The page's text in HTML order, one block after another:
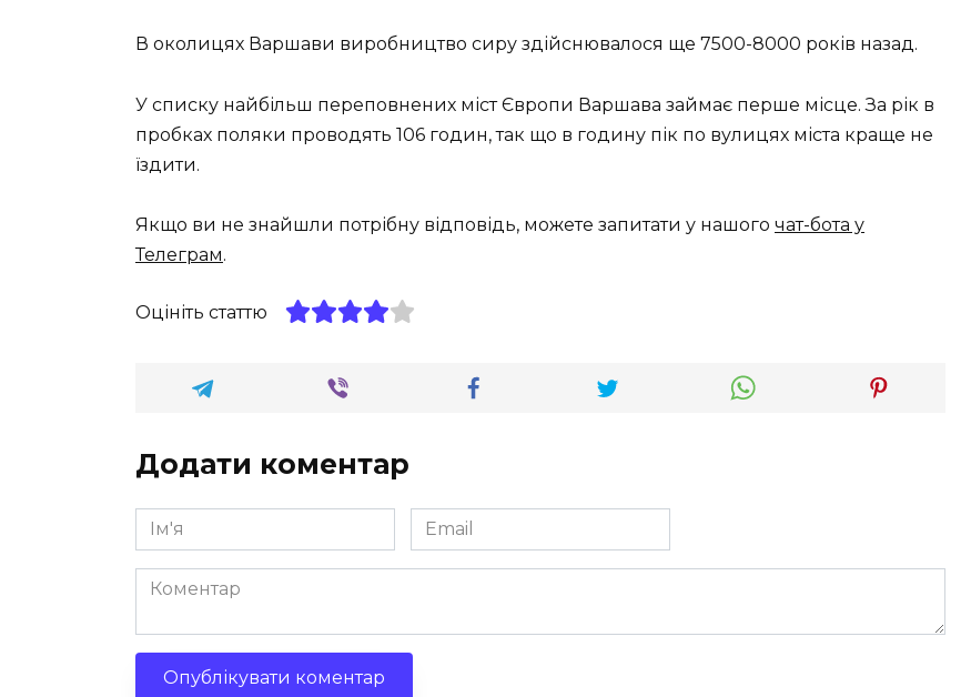
В околицях Варшави виробництво сиру здійснювалося ще 7500-8000 років назад.
У списку найбільш переповнених міст Європи Варшава займає перше місце. За рік в
пробках поляки проводять 106 годин, так що в годину пік по вулицях міста краще не
їздити.
Якщо ви не знайшли потрібну відповідь, можете запитати у нашого чат-бота у
Телеграм.
Оцініть статтю
Додати коментар
Ім'я
*
Email
*
Коментар